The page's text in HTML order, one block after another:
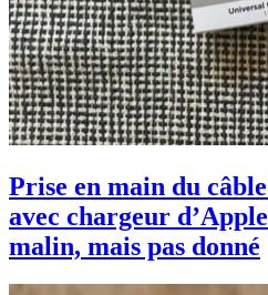
Prise en main du
avec chargeur
malin, mais pas donné